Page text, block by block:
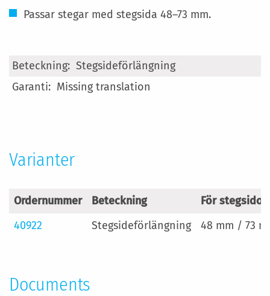
Passar stegar med stegsida 48–73 mm.
Mer
information
Stegsideförlängning
Missing translation
Varianter
Ordernummer Beteckning
För
40922
Stegsideförlängning 48 mm / 73
Documents